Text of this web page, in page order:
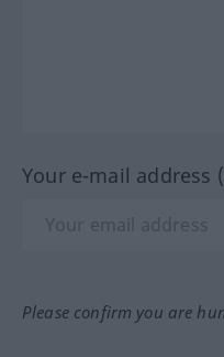
Your e-mail address
Please confirm you are